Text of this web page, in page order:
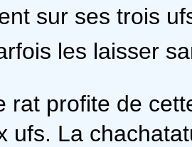
sur ses trois
les laisser
rat profite de
ufs. La